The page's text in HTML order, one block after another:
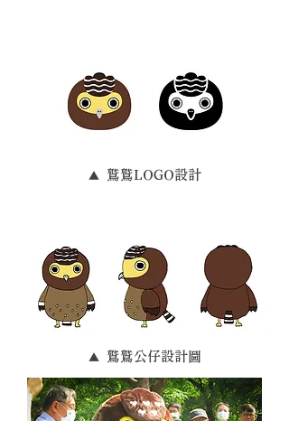
▲鷲鷲LOGO設計
▲鷲鷲公仔設計圖